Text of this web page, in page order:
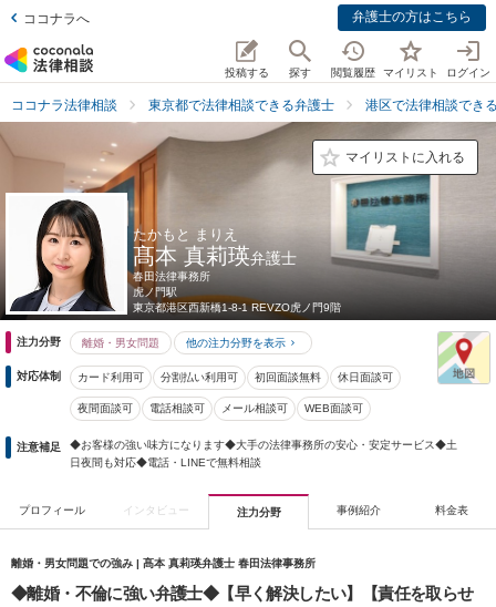
ココナラへ 弁護士の方はこちら
投稿する 探す 閲覧履歴 マイリスト ログイン
ココナラ法律相談 東京都で法律相談できる弁護士 港区で法律相談でき
マイリストに入れる
たかもと まりえ
髙本 真莉瑛弁護士
春田法律事務所
虎ノ門駅
東京都港区⻄新橋1-8-1 REVZO虎ノ門9階
注力分野 離婚・男女問題 他の注力分野を表示
対応体制 カード利用可 分割払い利用可 初回面談無料 休日面談可
夜間面談可 電話相談可 メール相談可 WEB面談可
注意補足
◆お客様の強い味方になります◆大手の法律事務所の安心・安定サービス◆土
日夜間も対応◆電話・LINEで無料相談
プロフィール インタビュー 注力分野 事例紹介 料金表
離婚・男女問題での強み | 髙本 真莉瑛弁護士 春田法律事務所
◆離婚・不倫に強い弁護士◆【早く解決したい】【責任を取らせ